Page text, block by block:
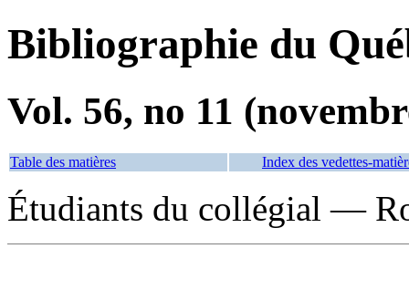
Bibliographie du
Vol. 56, no 11
Table des matières Index des vedettes-
Étudiants du collégial —